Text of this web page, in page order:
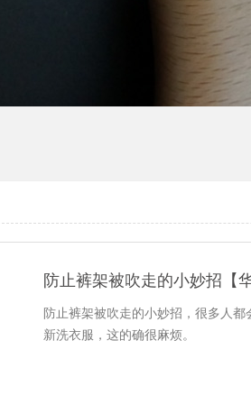
防止裤架被吹走的小妙招【华
防止裤架被吹走的小妙招，很多人
新洗衣服，这的确很麻烦。